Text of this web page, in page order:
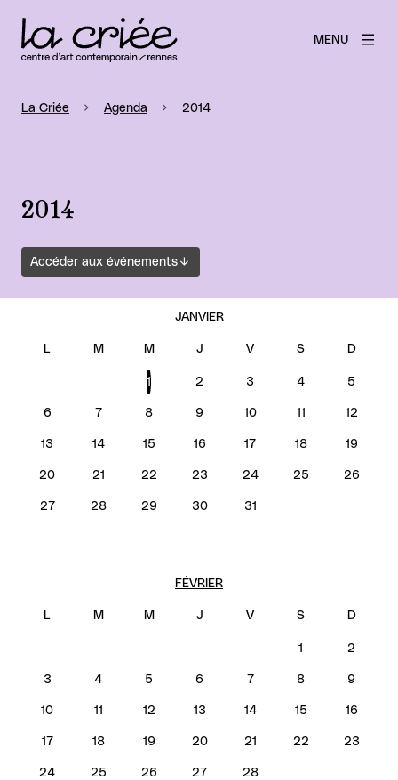
MENU
La Criée Agenda 2014
2014
Accéder aux événements
JANVIER
1 2 3 4 5
6 7 8 9 10 11 12
13 14 15 16 17 18 19
20 21 22 23 24 25 26
27 28 29 30 31
FÉVRIER
1 2
3 4 5 6 7 8 9
10 11 12 13 14 15 16
17 18 19 20 21 22 23
24 25 26 27 28